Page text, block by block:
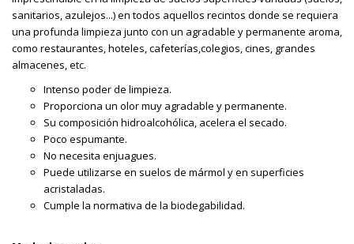
sanitarios, azulejos...) en todos aquellos recintos donde se requiera
una profunda limpieza junto con un agradable y permanente aroma,
como restaurantes, hoteles, cafeterías,colegios, cines, grandes
almacenes, etc.
Intenso poder de limpieza.
Proporciona un olor muy agradable y permanente.
Su composición hidroalcohólica, acelera el secado.
Poco espumante.
No necesita enjuagues.
Puede utilizarse en suelos de mármol y en superficies
acristaladas.
Cumple la normativa de la biodegabilidad.